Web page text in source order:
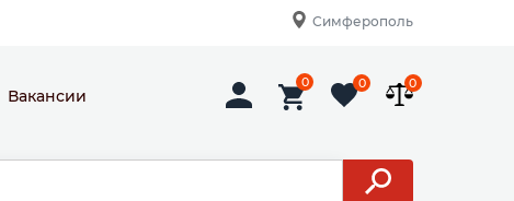
Симферополь
Вакансии
0 0 0